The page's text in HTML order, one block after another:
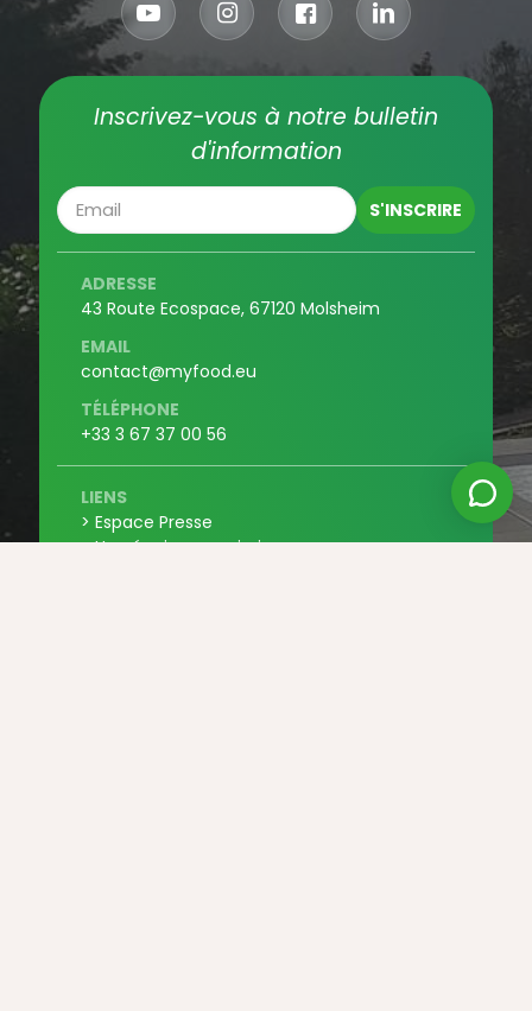
Inscrivez-vous à notre bulletin
d'information
ADRESSE
43 Route Ecospace, 67120 Molsheim
EMAIL
contact@myfood.eu
TÉLÉPHONE
+33 3 67 37 00 56
LIENS
> Espace Presse
> Une équipe en mission